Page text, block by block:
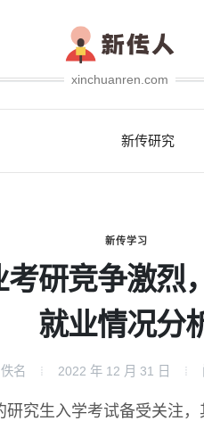
xinchuanren.com
新传研究
新传学习
考研竞争激烈
就业情况分
佚名 2022 年 12 月 31 日
究生入学考试备受关注